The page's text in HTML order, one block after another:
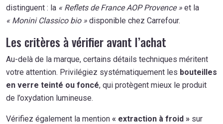
distinguent : la « Reflets de France AOP Provence » et la
« Monini Classico bio » disponible chez Carrefour.
Les critères à vérifier avant l’achat
Au-delà de la marque, certains détails techniques méritent
votre attention. Privilégiez systématiquement les bouteilles
en verre teinté ou foncé, qui protègent mieux le produit
de l’oxydation lumineuse.
Vérifiez également la mention « extraction à froid » sur